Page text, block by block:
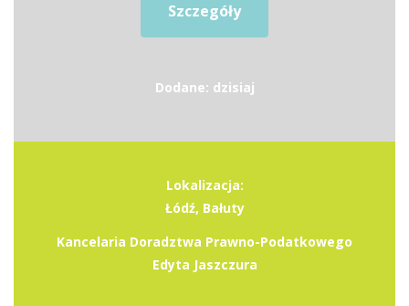
Szczegóły
Dodane: dzisiaj
Lokalizacja:
Łódź, Bałuty
Kancelaria Doradztwa Prawno-Podatkowego
Edyta Jaszczura